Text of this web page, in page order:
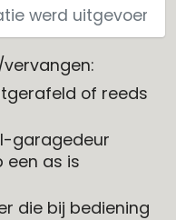
of reeds
garagedeur
een as is
die bij bediening